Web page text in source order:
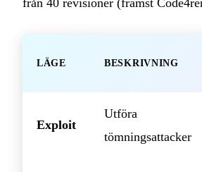
från 40 revisioner (främst
LÄGE BESKRIVNING
Exploit
Utföra
tömningsattacker